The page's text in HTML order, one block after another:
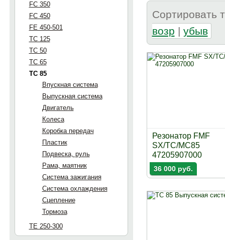
FC 350
FC 450
FE 450-501
TC 125
TC 50
TC 65
TC 85
Впускная система
Выпускная система
Двигатель
Колеса
Коробка передач
Пластик
Подвеска, руль
Рама, маятник
Система зажигания
Система охлаждения
Сцепление
Тормоза
TE 250-300
Сортировать
возр | убыв
Резонатор FMF
SX/TC/MC85
47205907000
36 000 руб.